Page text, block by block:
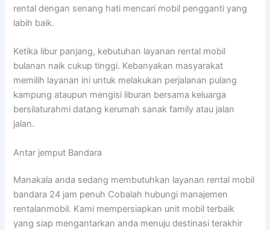
rental dengan senang hati mencari mobil pengganti yang
labih baik.
Ketika libur panjang, kebutuhan layanan rental mobil
bulanan naik cukup tinggi. Kebanyakan masyarakat
memilih layanan ini untuk melakukan perjalanan pulang
kampung ataupun mengisi liburan bersama keluarga
bersilaturahmi datang kerumah sanak family atau jalan
jalan.
Antar jemput Bandara
Manakala anda sedang membutuhkan layanan rental mobil
bandara 24 jam penuh Cobalah hubungi manajemen
rentalanmobil. Kami mempersiapkan unit mobil terbaik
yang siap mengantarkan anda menuju destinasi terakhir